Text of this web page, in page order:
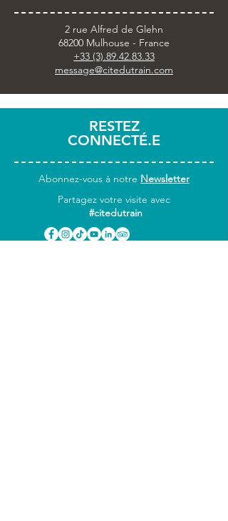
2 rue Alfred de Glehn
68200 Mulhouse - France
+33 (3).89.42.83.33
message@citedutrain.com
RESTEZ
CONNECTÉ.E
Abonnez-vous à notre Newsletter
Partagez votre visite avec
#citedutrain